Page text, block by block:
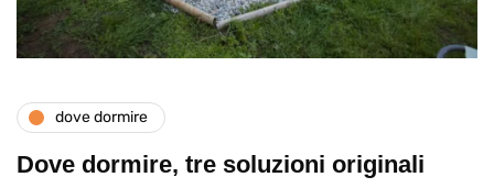
dove dormire
Dove dormire, tre soluzioni originali